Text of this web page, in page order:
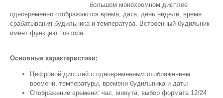
большом монохромном дисплее
одновременно отображаются время, дата, день недели, время
срабатывания будильника и температура. Встроенный будильник
имеет функцию повтора.
Основные характеристики:
Цифровой дисплей с одновременным отображением
времени, температуры, времени будильника и даты
Отображение времени: час, минута, выбор формата 12/24